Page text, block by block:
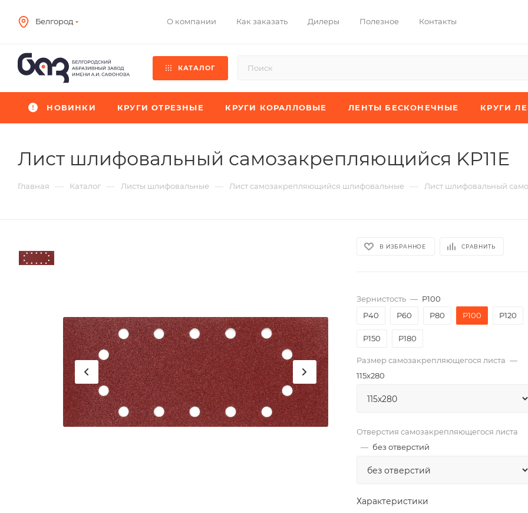
Белгород О компании Как заказать Дилеры Полезное Контакты
КАТАЛОГ
НОВИНКИ КРУГИ ОТРЕЗНЫЕ КРУГИ КОРАЛЛОВЫЕ ЛЕНТЫ БЕСКОНЕЧНЫЕ КРУГИ
Лист шлифовальный самозакрепляющийся KP11E
Главная — Каталог — Листы шлифовальные — Лист самозакрепляющийся шлифовальные — Лист шлифовальный
В ИЗБРАННОЕ СРАВНИТЬ
Зернистость — P100
P40
P60 P80 P100 P120
P150 P180
Размер самозакрепляющегося листа —
115х280
Отверстия самозакрепляющегося листа
— без отверстий
Характеристики